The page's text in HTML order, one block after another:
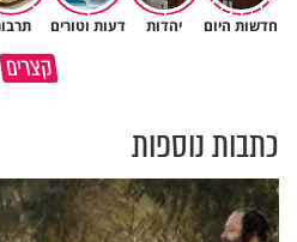
חדשות היום יהדות דעות וטורים
קצריםמדוע האמונה נמשלה למלח?
כתבות נוספות